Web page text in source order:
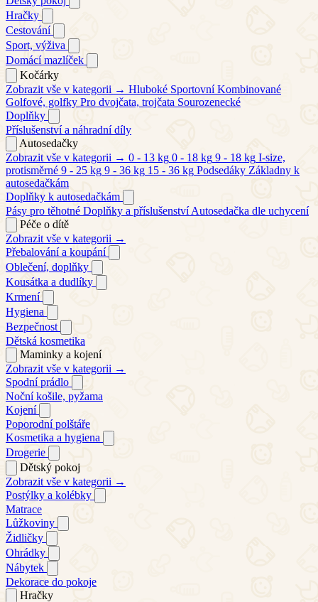
Hračky
Cestování
Sport, výživa
Domácí mazlíček
Kočárky
Zobrazit vše v kategorii → Hluboké Sportovní Kombinované
Golfové, golfky Pro dvojčata, trojčata Sourozenecké
Doplňky
Příslušenství a náhradní díly
Autosedačky
Zobrazit vše v kategorii → 0 - 13 kg 0 - 18 kg 9 - 18 kg I-size,
protisměrné 9 - 25 kg 9 - 36 kg 15 - 36 kg Podsedáky Základny k
autosedačkám
Doplňky k autosedačkám
Pásy pro těhotné Doplňky a příslušenství Autosedačka dle uchycení
Péče o dítě
Zobrazit vše v kategorii →
Přebalování a koupání
Oblečení, doplňky
Kousátka a dudlíky
Krmení
Hygiena
Bezpečnost
Dětská kosmetika
Maminky a kojení
Zobrazit vše v kategorii →
Spodní prádlo
Noční košile, pyžama
Kojení
Poporodní polštáře
Kosmetika a hygiena
Drogerie
Dětský pokoj
Zobrazit vše v kategorii →
Postýlky a kolébky
Matrace
Lůžkoviny
Židličky
Ohrádky
Nábytek
Dekorace do pokoje
Hračky